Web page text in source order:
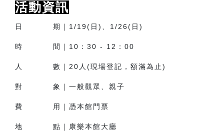
活動資訊
日 期｜1/19(日)、1/26(日)
時 間｜10：30 - 12：00
人 數｜20人(現場登記，額滿為止)
對 象｜一般觀眾、親子
費 用｜憑本館門票
地 點｜康樂本館大廳